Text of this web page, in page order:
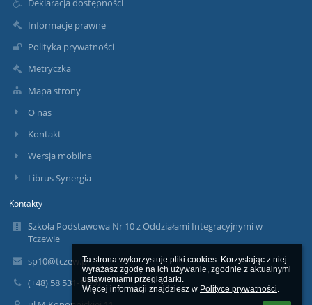
Ta strona wykorzystuje pliki cookies. Korzystając z niej
wyrażasz zgodę na ich używanie, zgodnie z aktualnymi
ustawieniami przeglądarki.
Więcej informacji znajdziesz w Polityce prywatności.
Deklaracja dostępności
Informacje prawne
Polityka prywatności
Metryczka
Mapa strony
O nas
Kontakt
Wersja mobilna
Librus Synergia
Kontakty
Szkoła Podstawowa Nr 10 z Oddziałami Integracyjnymi w
Tczewie
sp10@tczew.pl
(+48) 58 531-17-07